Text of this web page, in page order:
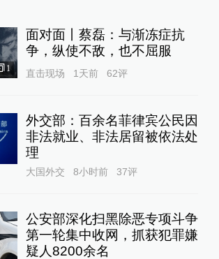
1
面对面丨蔡磊：与渐冻症抗
争，纵使不敌，也不屈服
直击现场 1天前 62评
外交部：百余名菲律宾公民因
非法就业、非法居留被依法处
理
大国外交 8小时前 37评
公安部深化扫黑除恶专项斗争
第一轮集中收网，抓获犯罪嫌
疑人8200余名